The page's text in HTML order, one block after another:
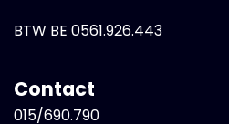
BTW BE 0561.926.443
Contact
015/690.790